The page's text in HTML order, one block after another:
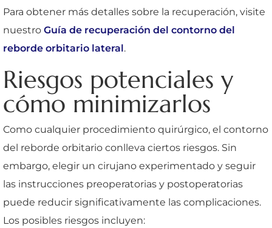
Para obtener más detalles sobre la recuperación, visite
nuestro Guía de recuperación del contorno del
reborde orbitario lateral.
Riesgos potenciales y
cómo minimizarlos
Como cualquier procedimiento quirúrgico, el contorno
del reborde orbitario conlleva ciertos riesgos. Sin
embargo, elegir un cirujano experimentado y seguir
las instrucciones preoperatorias y postoperatorias
puede reducir significativamente las complicaciones.
Los posibles riesgos incluyen: